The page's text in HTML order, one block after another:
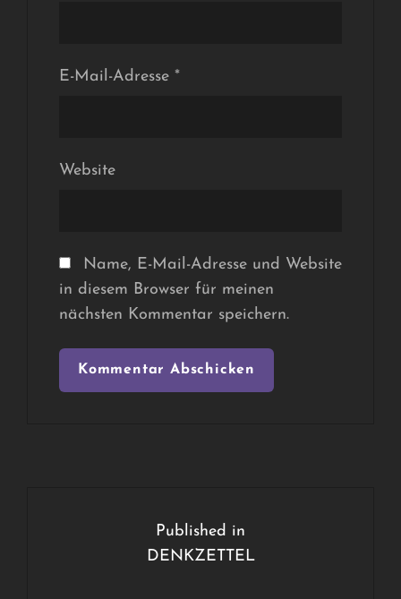
E-Mail-Adresse *
Website
Name, E-Mail-Adresse und Website
in diesem Browser für meinen
nächsten Kommentar speichern.
Published in
DENKZETTEL